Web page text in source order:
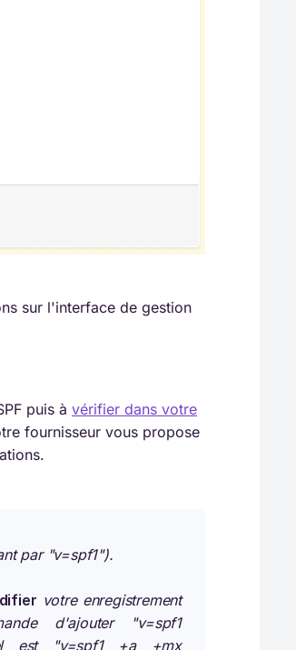
sur l'interface de gestion
puis à vérifier dans votre
fournisseur vous propose
par "v=spf1").
votre enregistrement
d'ajouter "v=spf1
est "v=spf1 +a +mx